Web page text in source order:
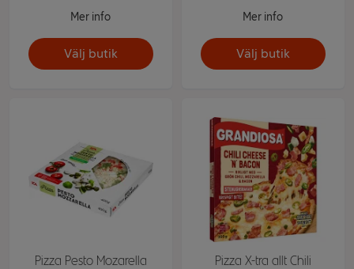
Mer info
Välj butik
Mer info
Välj butik
Pizza Pesto Mozarella
Pizza X-tra allt Chili